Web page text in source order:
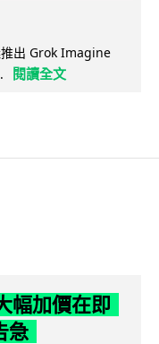
出 Grok Imagine
閱讀全文
幅加價在即
急